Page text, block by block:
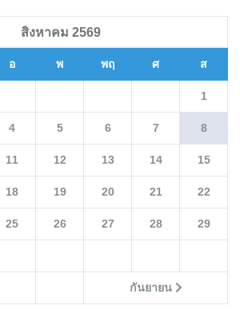
สิงหาคม 2569
อ พ พฤ ศ ส
กันยายน
1
4 5 6 7 8
11 12 13 14 15
18 19 20 21 22
25 26 27 28 29